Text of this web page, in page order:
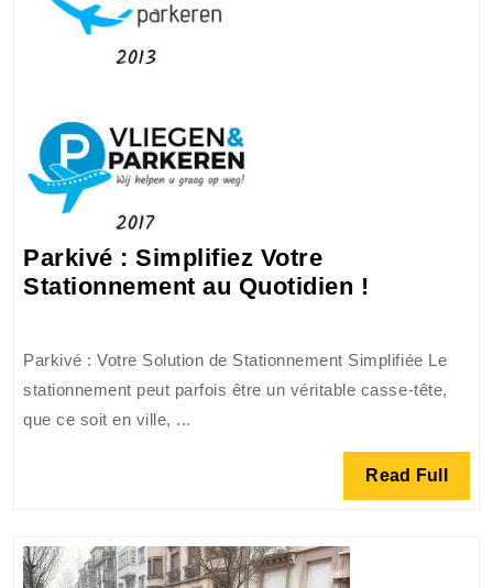
Parkivé : Simplifiez Votre
Stationnement au Quotidien !
Votre
Quotidien
!
Parkivé : Votre Solution de Stationnement Simplifiée Le
stationnement peut parfois être un véritable casse-tête,
que ce soit en ville, ...
Read Full
Full